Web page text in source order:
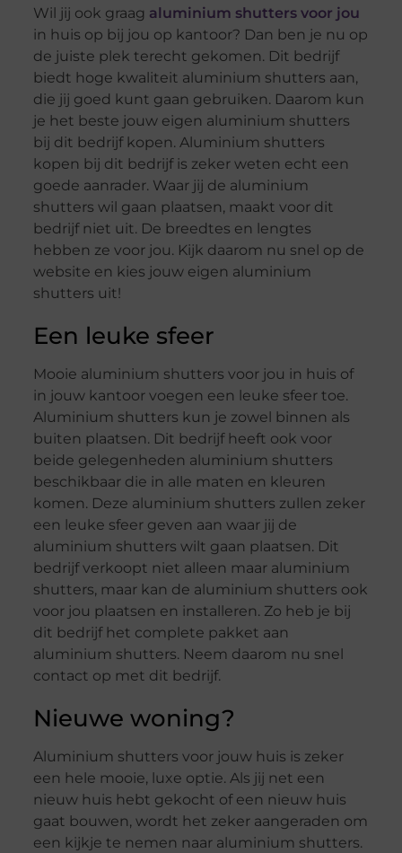
Wil jij ook graag aluminium shutters voor jou
in huis op bij jou op kantoor? Dan ben je nu op
de juiste plek terecht gekomen. Dit bedrijf
biedt hoge kwaliteit aluminium shutters aan,
die jij goed kunt gaan gebruiken. Daarom kun
je het beste jouw eigen aluminium shutters
bij dit bedrijf kopen. Aluminium shutters
kopen bij dit bedrijf is zeker weten echt een
goede aanrader. Waar jij de aluminium
shutters wil gaan plaatsen, maakt voor dit
bedrijf niet uit. De breedtes en lengtes
hebben ze voor jou. Kijk daarom nu snel op de
website en kies jouw eigen aluminium
shutters uit!
Een leuke sfeer
Mooie aluminium shutters voor jou in huis of
in jouw kantoor voegen een leuke sfeer toe.
Aluminium shutters kun je zowel binnen als
buiten plaatsen. Dit bedrijf heeft ook voor
beide gelegenheden aluminium shutters
beschikbaar die in alle maten en kleuren
komen. Deze aluminium shutters zullen zeker
een leuke sfeer geven aan waar jij de
aluminium shutters wilt gaan plaatsen. Dit
bedrijf verkoopt niet alleen maar aluminium
shutters, maar kan de aluminium shutters ook
voor jou plaatsen en installeren. Zo heb je bij
dit bedrijf het complete pakket aan
aluminium shutters. Neem daarom nu snel
contact op met dit bedrijf.
Nieuwe woning?
Aluminium shutters voor jouw huis is zeker
een hele mooie, luxe optie. Als jij net een
nieuw huis hebt gekocht of een nieuw huis
gaat bouwen, wordt het zeker aangeraden om
een kijkje te nemen naar aluminium shutters.